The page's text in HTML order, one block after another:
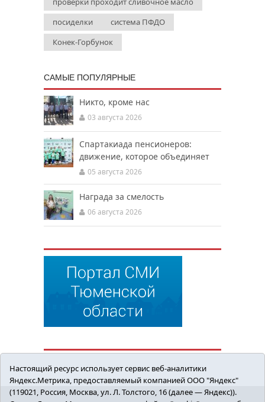
посиделки
система ПФДО
Конек-Горбунок
САМЫЕ ПОПУЛЯРНЫЕ
Никто, кроме нас
03 августа 2026
Спартакиада пенсионеров:
движение, которое объединяет
05 августа 2026
Награда за смелость
06 августа 2026
Настоящий ресурс использует сервис веб-аналитики
Яндекс.Метрика, предоставляемый компанией ООО "Яндекс"
(119021, Россия, Москва, ул. Л. Толстого, 16 (далее — Яндекс)).